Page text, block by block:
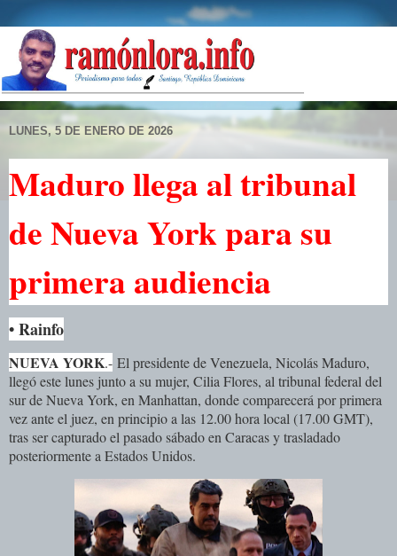
LUNES, 5 DE ENERO DE 2026
Maduro llega al tribunal
de Nueva York para su
primera audiencia
• Rainfo
NUEVA YORK.- El presidente de Venezuela, Nicolás Maduro,
llegó este lunes junto a su mujer, Cilia Flores, al tribunal federal del
sur de Nueva York, en Manhattan, donde comparecerá por primera
vez ante el juez, en principio a las 12.00 hora local (17.00 GMT),
tras ser capturado el pasado sábado en Caracas y trasladado
posteriormente a Estados Unidos.